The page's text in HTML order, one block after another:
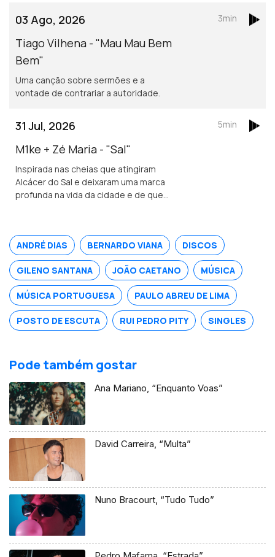
03 Ago, 2026
Tiago Vilhena - "Mau Mau Bem
Bem"
Uma canção sobre sermões e a
vontade de contrariar a autoridade.
3min
31 Jul, 2026
M1ke + Zé Maria - "Sal"
Inspirada nas cheias que atingiram
Alcácer do Sal e deixaram uma marca
profunda na vida da cidade e de quem
5min
ANDRÉ DIAS BERNARDO VIANA DISCOS
GILENO SANTANA JOÃO CAETANO MÚSICA
MÚSICA PORTUGUESA PAULO ABREU DE LIMA
POSTO DE ESCUTA RUI PEDRO PITY SINGLES
Pode também gostar
Ana Mariano, “Enquanto Voas”
David Carreira, “Multa”
Nuno Bracourt, “Tudo Tudo”